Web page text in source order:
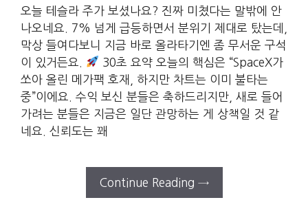
오늘 테슬라 주가 보셨나요? 진짜 미쳤다는 말밖에 안
나오네요. 7% 넘게 급등하면서 분위기 제대로 탔는데,
막상 들여다보니 지금 바로 올라타기엔 좀 무서운 구석
이 있거든요.
30초 요약 오늘의 핵심은 “SpaceX가
쏘아 올린 메가팩 호재, 하지만 차트는 이미 불타는
중”이에요. 수익 보신 분들은 축하드리지만, 새로 들어
가려는 분들은 지금은 일단 관망하는 게 상책일 것 같
네요. 신뢰도는 꽤
Continue Reading →